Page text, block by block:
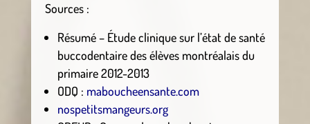
Sources :
Résumé – Étude clinique sur l’état de santé
buccodentaire des élèves montréalais du
primaire 2012-2013
ODQ : maboucheensante.com
nospetitsmangeurs.org